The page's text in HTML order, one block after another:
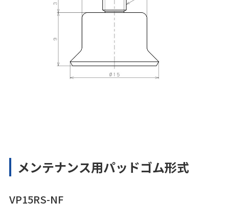
メンテナンス用パッドゴム形式
VP15RS-NF